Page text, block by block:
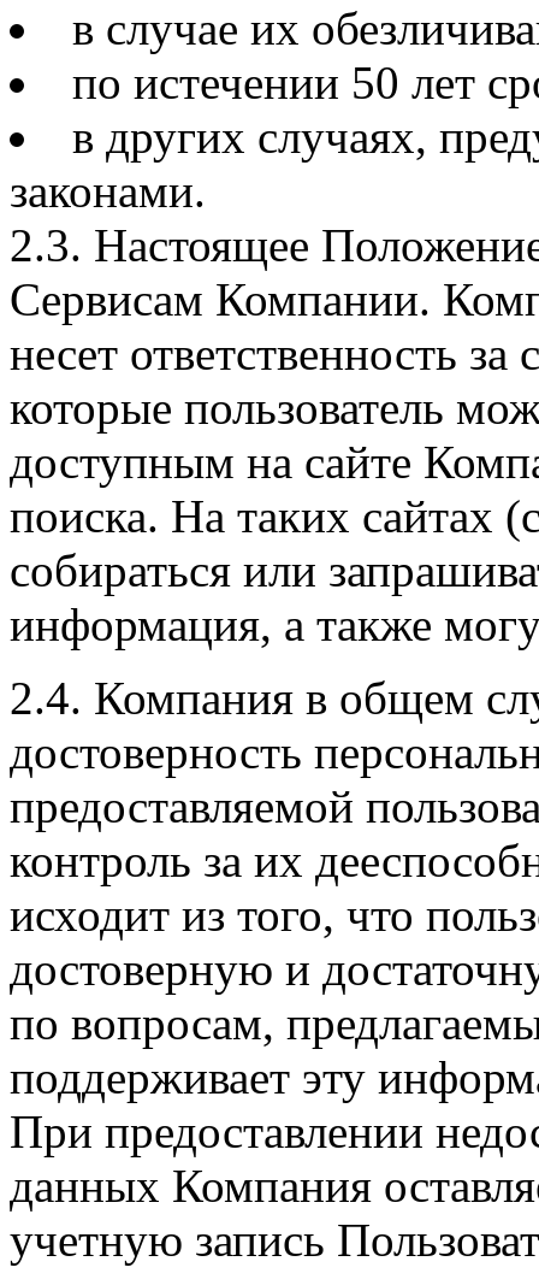
в случае их
по истечении 50 лет
в других случаях,
законами.
2.3. Настоящее
Сервисам Компании.
несет ответственность
которые пользователь
доступным на сайте
поиска. На таких сайтах
собираться или
информация, а также
2.4. Компания в общем
достоверность
предоставляемой
контроль за их
исходит из того, что
достоверную и
по вопросам,
поддерживает эту
При предоставлении
данных Компания
учетную запись